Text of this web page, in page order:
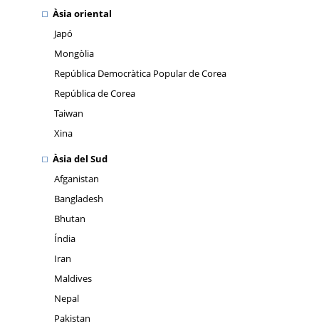
Àsia oriental
Japó
Mongòlia
República Democràtica Popular de Corea
República de Corea
Taiwan
Xina
Àsia del Sud
Afganistan
Bangladesh
Bhutan
Índia
Iran
Maldives
Nepal
Pakistan